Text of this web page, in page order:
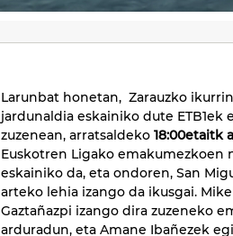
Larunbat honetan, Zarauzko
jardunaldia eskainiko dute ETB1ek
zuzenean, arratsaldeko 18:00etaitk
Euskotren Ligako emakumezkoen
eskainiko da, eta ondoren, San
arteko lehia izango da ikusgai.
Gaztañazpi izango dira zuzeneko
arduradun, eta Amane Ibañezek